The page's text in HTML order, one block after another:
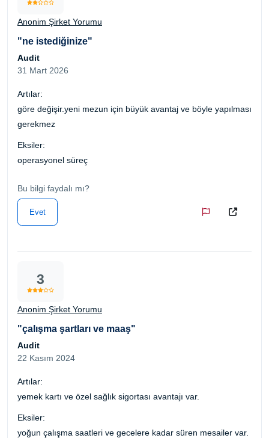
Anonim Şirket Yorumu
"ne istediğinize"
Audit
31 Mart 2026
Artılar:
göre değişir.yeni mezun için büyük avantaj ve böyle yapılması
gerekmez
Eksiler:
operasyonel süreç
Bu bilgi faydalı mı?
Evet
3
Anonim Şirket Yorumu
"çalışma şartları ve maaş"
Audit
22 Kasım 2024
Artılar:
yemek kartı ve özel sağlık sigortası avantajı var.
Eksiler:
yoğun çalışma saatleri ve gecelere kadar süren mesailer var.